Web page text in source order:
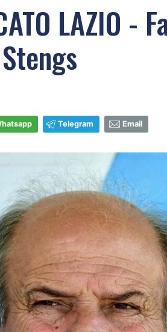
LAZIO
Telegram Email